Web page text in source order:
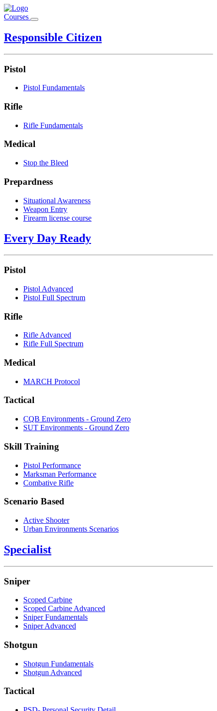
Courses
Responsible Citizen
Pistol
Pistol Fundamentals
Rifle
Rifle Fundamentals
Medical
Stop the Bleed
Prepardness
Situational Awareness
Weapon Entry
Firearm license course
Every Day Ready
Pistol
Pistol Advanced
Pistol Full Spectrum
Rifle
Rifle Advanced
Rifle Full Spectrum
Medical
MARCH Protocol
Tactical
CQB Environments - Ground Zero
SUT Environments - Ground Zero
Skill Training
Pistol Performance
Marksman Performance
Combative Rifle
Scenario Based
Active Shooter
Urban Environments Scenarios
Specialist
Sniper
Scoped Carbine
Scoped Carbine Advanced
Sniper Fundamentals
Sniper Advanced
Shotgun
Shotgun Fundamentals
Shotgun Advanced
Tactical